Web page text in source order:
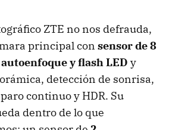
ZTE no nos defrauda,
principal con sensor de 8
y flash LED y
detección de sonrisa,
continuo y HDR. Su
dentro de lo que